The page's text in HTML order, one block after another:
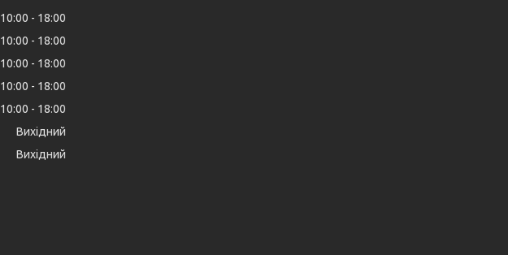
10:00
18:00
10:00
18:00
10:00
18:00
10:00
18:00
10:00
18:00
Вихідний
Вихідний